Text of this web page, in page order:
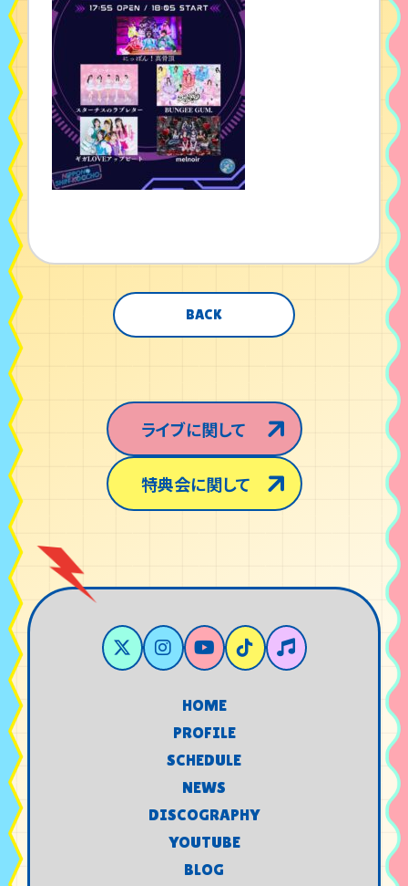
BACK
ライブに関して
特典会に関して
HOME
HOME
PROFILE
PROFILE
SCHEDULE
SCHEDULE
NEWS
NEWS
DISCOGRAPHY
DISCOGRAPHY
YOUTUBE
YOUTUBE
BLOG